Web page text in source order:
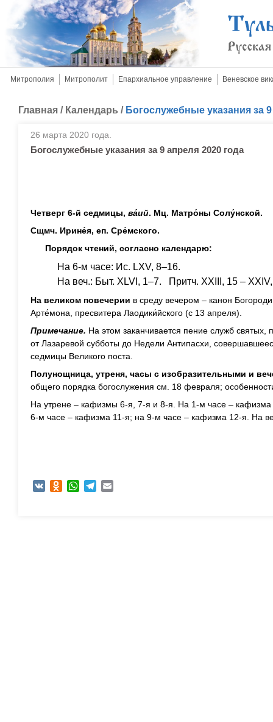
Митрополия Митрополит Епархиальное управление Веневское
Главная / Календарь / Богослужебные указания за
26 марта 2020 года.
Богослужебные указания за 9 апреля 2020 года
Четверг 6-й седмицы, ва́ий. Мц. Матро́ны Солу́нской.
Сщмч. Ирине́я, еп. Сре́мского.
Порядок чтений, согласно календарю:
На 6-м часе: Ис. LXV, 8–16.
На веч.: Быт. XLVI, 1–7. Притч. XXIII, 15 –
На великом повечерии в среду вечером – канон
Арте́мона, пресвитера Лаодики́йского (с 13 апреля).
Примечание. На этом заканчивается пение служб святых,
от Лазаревой субботы до Недели Антипасхи,
седмицы Великого поста.
Полунощница, утреня, часы с изобразительными и
общего порядка богослужения см. 18 февраля;
На утрене – кафизмы 6-я, 7-я и 8-я. На 1-м часе –
6-м часе – кафизма 11-я; на 9-м часе – кафизма 12-я. На
VK Odnoklassniki
WhatsAppTelegram